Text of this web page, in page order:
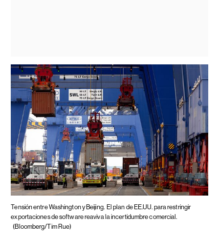
Tensión entre Washington y Beijing. El plan de EE.UU. para restringir
exportaciones de software reaviva la incertidumbre comercial.
(Bloomberg/Tim Rue)